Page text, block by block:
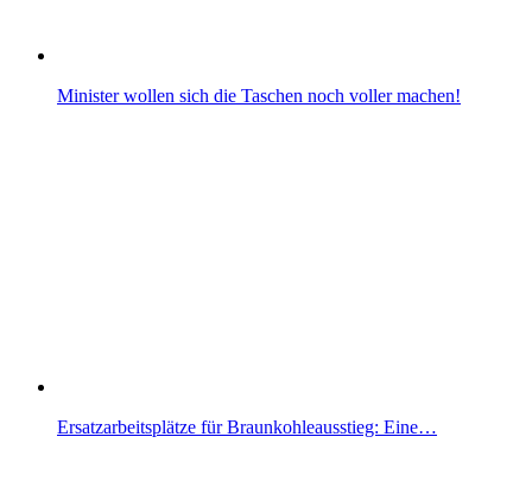
Minister wollen sich die Taschen noch voller machen!
Ersatzarbeitsplätze für Braunkohleausstieg: Eine…